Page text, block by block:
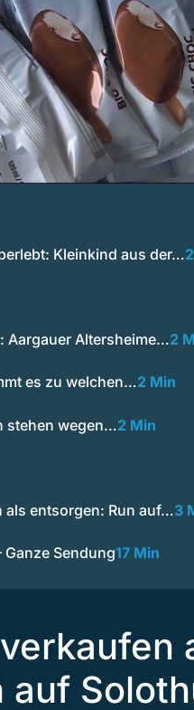
Kleinkind aus der…
Aargauer Altersheime…2
es zu welchen…2 Min
stehen wegen…2 Min
als entsorgen: Run auf…3
Sendung17 Min
auf